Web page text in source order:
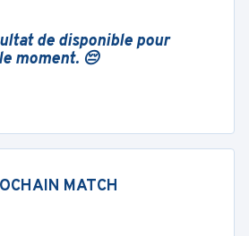
de disponible pour
le moment. 😔
MATCH